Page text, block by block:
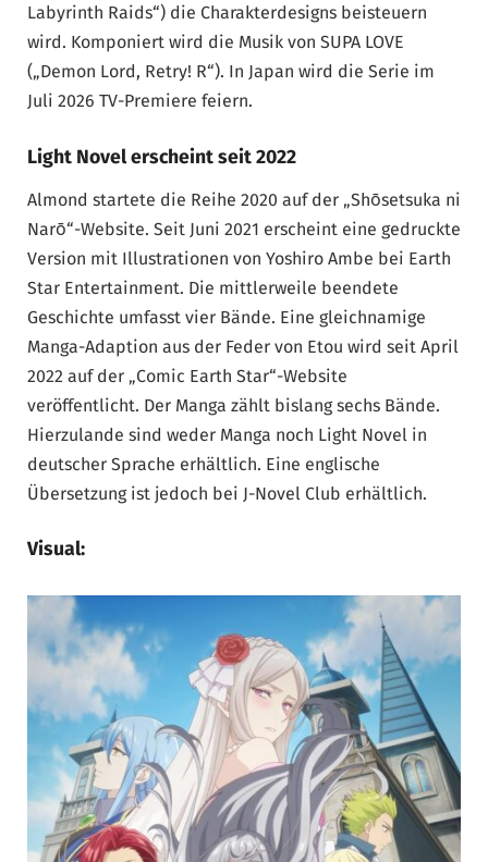
Labyrinth Raids“) die Charakterdesigns beisteuern
wird. Komponiert wird die Musik von SUPA LOVE
(„Demon Lord, Retry! R“). In Japan wird die Serie im
Juli 2026 TV-Premiere feiern.
Light Novel erscheint seit 2022
Almond startete die Reihe 2020 auf der „Shōsetsuka ni
Narō“-Website. Seit Juni 2021 erscheint eine gedruckte
Version mit Illustrationen von Yoshiro Ambe bei Earth
Star Entertainment. Die mittlerweile beendete
Geschichte umfasst vier Bände. Eine gleichnamige
Manga-Adaption aus der Feder von Etou wird seit April
2022 auf der „Comic Earth Star“-Website
veröffentlicht. Der Manga zählt bislang sechs Bände.
Hierzulande sind weder Manga noch Light Novel in
deutscher Sprache erhältlich. Eine englische
Übersetzung ist jedoch bei J-Novel Club erhältlich.
Visual: